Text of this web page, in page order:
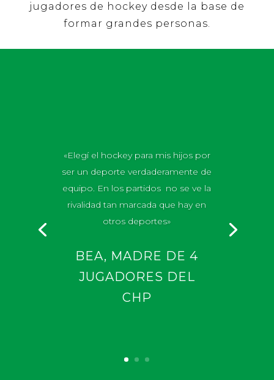
jugadores de hockey desde la base de
formar grandes personas.
«Elegí el hockey para mis hijos por
ser un deporte verdaderamente de
equipo. En los partidos no se ve la
rivalidad tan marcada que hay en
otros deportes»
BEA, MADRE DE 4
JUGADORES DEL
CHP